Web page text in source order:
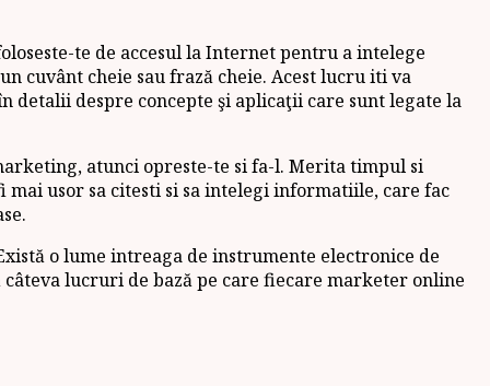
te de accesul la Internet pentru a intelege
cuvânt cheie sau frază cheie. Acest lucru iti va
detalii despre concepte şi aplicaţii care sunt legate la
atunci opreste-te si fa-l. Merita timpul si
usor sa citesti si sa intelegi informatiile, care fac
o lume intreaga de instrumente electronice de
lucruri de bază pe care fiecare marketer online